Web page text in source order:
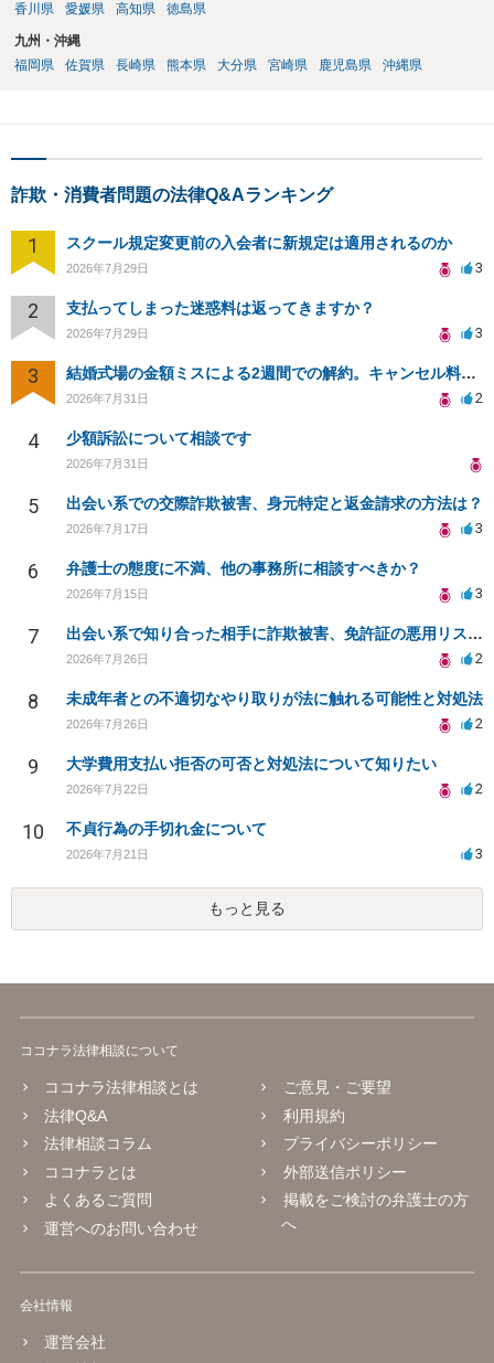
香川県
愛媛県 高知県 徳島県
九州・沖縄
福岡県
佐賀県 長崎県 熊本県 大分県 宮崎県 鹿児島県 沖縄県
詐欺・消費者問題の法律Q&Aランキング
1 スクール規定変更前の入会者に新規定は適用されるのか
2026年7月29日 3
2 支払ってしまった迷惑料は返ってきますか？
2026年7月29日 3
3 結婚式場の金額ミスによる2週間での解約。キャンセル料10万円の免除は可能か。
2026年7月31日 2
4 少額訴訟について相談です
2026年7月31日
5 出会い系での交際詐欺被害、身元特定と返金請求の方法は？
2026年7月17日 3
6 弁護士の態度に不満、他の事務所に相談すべきか？
2026年7月15日 3
7 出会い系で知り合った相手に詐欺被害、免許証の悪用リスクと対策。
2026年7月26日 2
8 未成年者との不適切なやり取りが法に触れる可能性と対処法
2026年7月26日 2
9 大学費用支払い拒否の可否と対処法について知りたい
2026年7月22日 2
10 不貞行為の手切れ金について
2026年7月21日 3
もっと見る
ココナラ法律相談について
ココナラ法律相談とは
法律Q&A
法律相談コラム
ココナラとは
よくあるご質問
運営へのお問い合わせ
ご意見・ご要望
利用規約
プライバシーポリシー
外部送信ポリシー
掲載をご検討の弁護士の方
へ
会社情報
運営会社